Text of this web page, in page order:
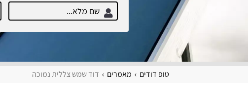
טופ דודים מאמרים דוד שמש צללית נמוכה